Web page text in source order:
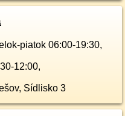
piatok 06:00-19:30,
07:30-12:00,
Sídlisko 3